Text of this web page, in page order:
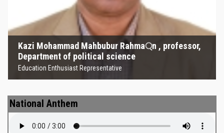
Kazi Mohammad Mahbubur Rahma্‌n , professor,
Department of political science
Education Enthusiast Representative
National Anthem